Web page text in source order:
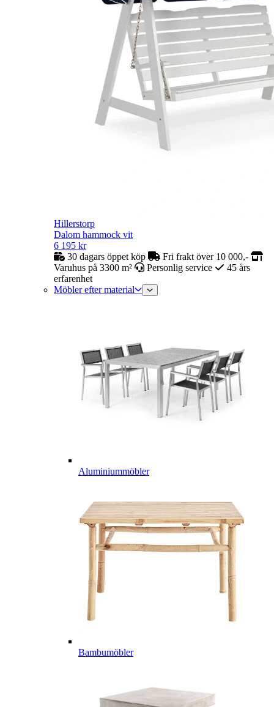
Hillerstorp
Dalom hammock vit
6 195 kr
30 dagars öppet köp
Fri frakt över 10 000,-
Varuhus på 3300 m²
Personlig service
45 års
erfarenhet
Möbler efter material
Aluminiummöbler
Bambumöbler